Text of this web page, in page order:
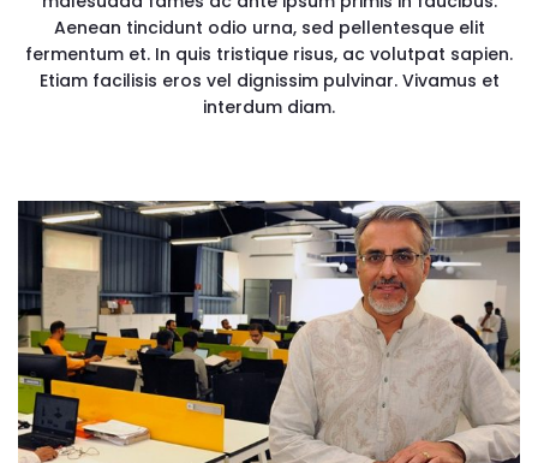
Aenean tincidunt odio urna, sed pellentesque elit
fermentum et. In quis tristique risus, ac volutpat sapien.
Etiam facilisis eros vel dignissim pulvinar. Vivamus et
interdum diam.